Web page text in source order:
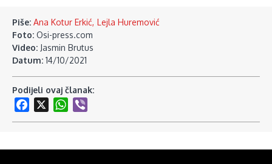
Piše: Ana Kotur Erkić Lejla Huremović
Foto: Osi-press.com
Video: Jasmin Brutus
Datum: 14/10/2021
Podijeli ovaj članak:
Facebook
WhatsApp